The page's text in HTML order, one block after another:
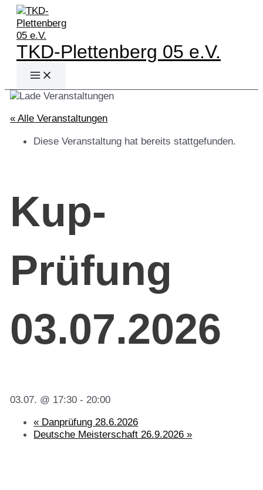
Zum
Inhalt
springen
TKD-Plettenberg 05 e.V.
Main
Menu
« Alle Veranstaltungen
Diese Veranstaltung hat bereits stattgefunden.
Kup-
Prüfung
03.07.2026
03.07. @ 17:30 -20:00
« Danprüfung 28.6.2026
Deutsche Meisterschaft 26.9.2026»